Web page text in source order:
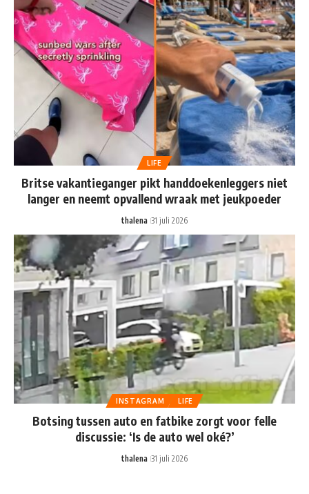
LIFE
Britse vakantieganger pikt handdoekenleggers niet
langer en neemt opvallend wraak met jeukpoeder
thalena 31 juli 2026
INSTAGRAM LIFE
Botsing tussen auto en fatbike zorgt voor felle
discussie: ‘Is de auto wel oké?’
thalena 31 juli 2026